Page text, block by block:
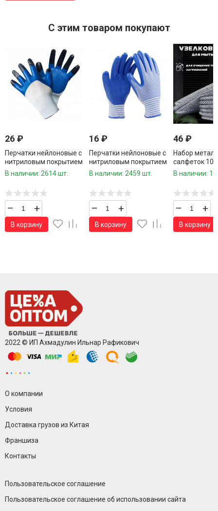
C этим товаром покупают
26 ₽
Перчатки нейлоновые с
нитриловым покрытием
1 пара
В наличии: 2614 шт.
– +
В корзину
16 ₽
Перчатки нейлоновые с
нитриловым покрытием
1 пара /960 шт.коробка/
В наличии: 2459 шт.
– +
В корзину
46 ₽
Набор
салфеток 10
см.
В наличии:
– +
В корзину
2022 © ИП Ахмадулин Ильнар Рафикович
О компании
Условия
Доставка грузов из Китая
Франшиза
Контакты
Пользовательское соглашение
Пользовательское соглашение об использовании сайта